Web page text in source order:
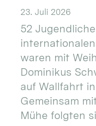
23. Juli 2026
52
waren mit
Dominikus
auf Wallfahrt
Gemeinsam
Mühe folgten